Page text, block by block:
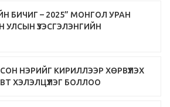
БИЧИГ – 2025” МОНГОЛ УРАН
ҮЗЭСГЭЛЭНГИЙН
НЭРИЙГ КИРИЛЛЭЭР ХӨРВҮҮЛЭХ
ХЭЛЭЛЦҮҮЛЭГ БОЛЛОО